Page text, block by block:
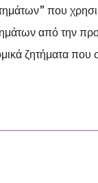
που
από την
ζητήματα που